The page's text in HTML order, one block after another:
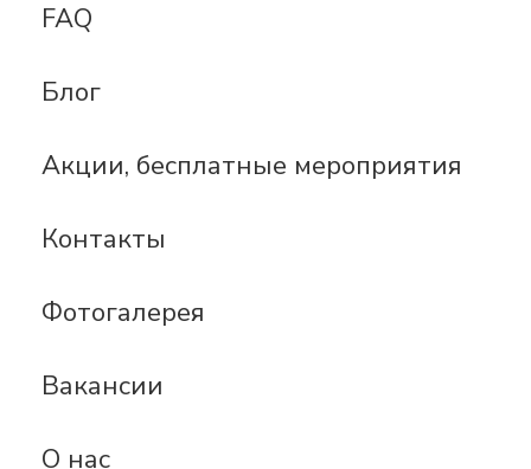
FAQ
Блог
Акции, бесплатные мероприятия
Контакты
Фотогалерея
Вакансии
О нас